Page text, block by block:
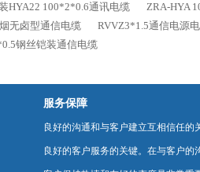
HYA22 100*2*0.6通讯电缆 ZRA-HYA
无卤型通信电缆 RVVZ3*1.5通信电源
钢丝铠装通信电缆
服务保障
良好的沟通和与客户建立互相信任的
良好的客户服务的关键。在与客户的